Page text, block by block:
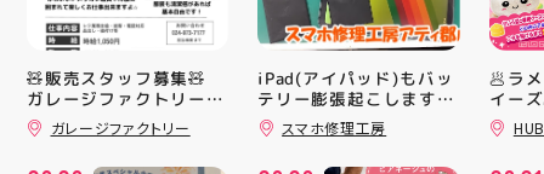
🧸販売スタッフ募集🧸
ガレージファクトリーア
ティ郡山では 販売スタ
ッフを募集しております
ガレージファクトリー
iPad(アイパッド)もバッ
テリー膨張起こします🔋
💥スマホ修理工房アティ
郡山店ならデータそのま
スマホ修理工房
🥟ラ
イー
沸騰
んス